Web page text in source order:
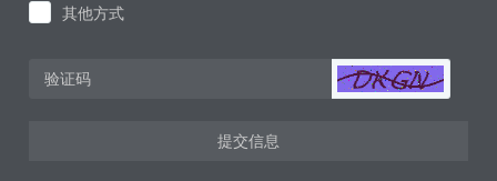
其他方式
提交信息